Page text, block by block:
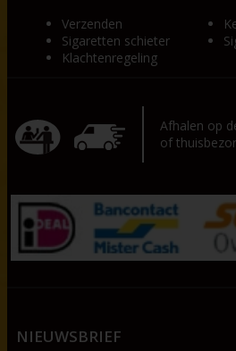
Verzenden
Sigaretten schieter
Klachtenregeling
Afhalen op
of
NIEUWSBRIEF